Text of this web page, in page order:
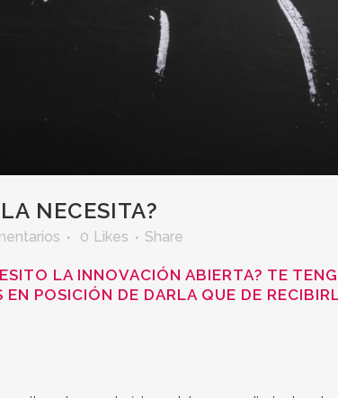
NECESITA?
0 Likes Share
LA INNOVACIÓN ABIERTA? TE
POSICIÓN DE DARLA QUE DE